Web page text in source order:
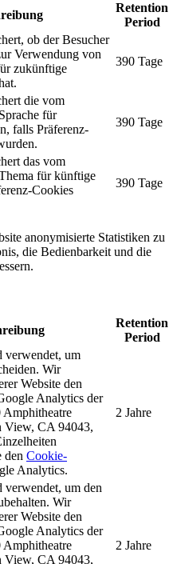
Retention
Period
ob der Besucher
Verwendung von
zukünftige
390 Tage
die vom
für
falls Präferenz-
390 Tage
das vom
für künftige
Cookies
390 Tage
anonymisierte Statistiken zu
die Bedienbarkeit und die
Retention
Period
verwendet, um
Wir
Website den
Analytics der
View, CA 94043,
den Cookie-
Analytics.
2 Jahre
um den
Wir
Website den
Analytics der
View, CA 94043,
2 Jahre